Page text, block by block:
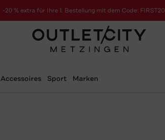
-20 % extra für Ihre 1. Bestellung mit dem Code: FIRST20
Accessoires Sport Marken